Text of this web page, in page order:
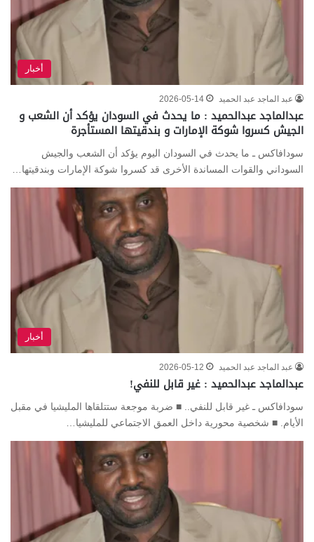
أخبار
عبد الماجد عبد الحميد 2026-05-14
عبدالماجد عبدالحميد : ما يحدث في السودان يؤكد أن الشعب و
الجيش كسروا شوكة الإمارات و بندقيتها المستأجرة
سودافاكس ـ ما يحدث في السودان اليوم يؤكد أن الشعب والجيش
السوداني والقوات المساندة الأخرى قد كسروا شوكة الإمارات وبندقيتها…
أخبار
عبد الماجد عبد الحميد 2026-05-12
عبدالماجد عبدالحميد : غير قابل للنفي!
سودافاكس ـ غير قابل للنفي.. ■ ضربة موجعة ستتلقاها المليشيا في مقبل
الأيام. ■ شخصية محورية داخل العمق الاجتماعي للمليشيا…